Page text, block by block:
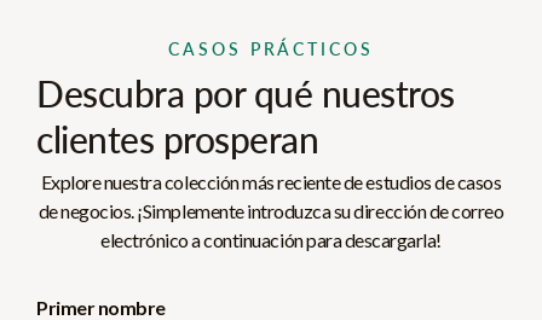
CASOS PRÁCTICOS
Descubra por qué nuestros
clientes prosperan
Explore nuestra colección más reciente de estudios de casos
de negocios. ¡Simplemente introduzca su dirección de correo
electrónico a continuación para descargarla!
Primer nombre